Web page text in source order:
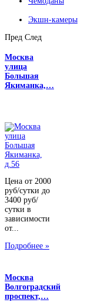
Экшн-камеры
Пред След
Москва
улица
Большая
Якиманка,…
Цена от 2000
руб/сутки до
3400 руб/
сутки в
зависимости
от...
Подробнее »
Москва
Волгоградский
проспект,…